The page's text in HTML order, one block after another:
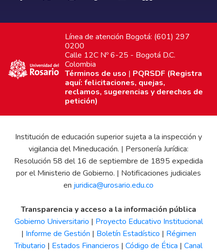
Línea de atención Bogotá: (601) 297
0200
Calle 12C Nº 6-25 - Bogotá D.C.
Colombia
Términos de uso | PQRSDF (Registra
aquí: felicitaciones, quejas,
reclamos, sugerencias y derechos de
petición)
Institución de educación superior sujeta a la inspección y
vigilancia del Mineducación. | Personería Jurídica:
Resolución 58 del 16 de septiembre de 1895 expedida
por el Ministerio de Gobierno. | Notificaciones judiciales
en juridica@urosario.edu.co
Transparencia y acceso a la información pública
Gobierno Universitario | Proyecto Educativo Institucional
| Informe de Gestión | Boletín Estadístico | Régimen
Tributario | Estados Financieros | Código de Ética | Canal